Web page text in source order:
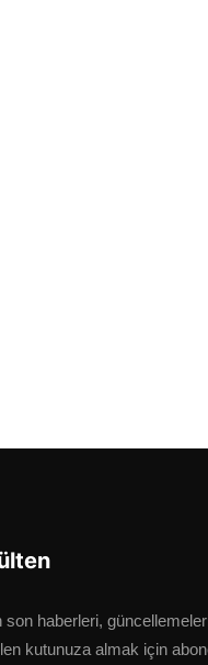
son haberleri,
kutunuza almak için